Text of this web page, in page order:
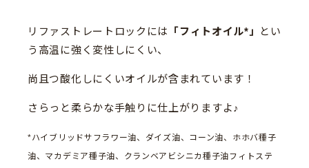
リファストレートロックには 「フィトオイル*」
とい
う高温に強く変性しにくい、
尚且つ酸化しにくいオイルが含まれています！
さらっと柔らかな手触りに仕上がりますよ♪
*ハイブリッドサフラワー油、ダイズ油、コーン油、ホホバ種子
油、マカデミア種子油、クランベアビシニカ種子油フィトステ